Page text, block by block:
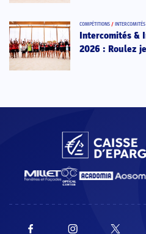
COMPÉTITIONS / INTERCOMITÉS
Intercomités &
2026 : Roulez